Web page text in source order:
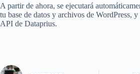
A partir de ahora, se ejecutará
tu base de datos y archivos de WordPress, y
API de Dataprius.